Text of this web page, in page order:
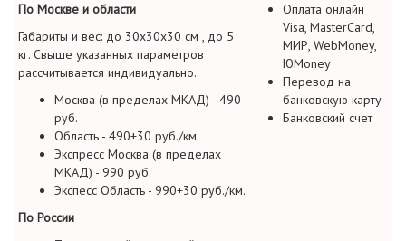
По Москве и области
Габариты и вес: до 30х30х30 см , до 5
кг. Свыше указанных параметров
рассчитывается индивидуально.
Москва (в пределах МКАД) - 490
руб.
Область - 490+30 руб./км.
Экспресс Москва (в пределах
МКАД) - 990 руб.
Экспесс Область - 990+30 руб./км.
По России
Оплата онлайн
Visa, MasterCard,
МИР, WebMoney,
ЮMoney
Перевод на
банковскую карту
Банковский счет